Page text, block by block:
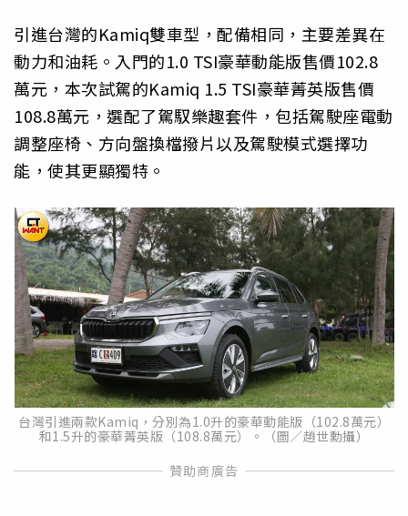
引進台灣的Kamiq雙車型，配備相同，主要差異在
動力和油耗。入門的1.0 TSI豪華動能版售價102.8
萬元，本次試駕的Kamiq 1.5 TSI豪華菁英版售價
108.8萬元，選配了駕馭樂趣套件，包括駕駛座電動
調整座椅、方向盤換檔撥片以及駕駛模式選擇功
能，使其更顯獨特。
台灣引進兩款Kamiq，分別為1.0升的豪華動能版（102.8萬元）
和1.5升的豪華菁英版（108.8萬元）。（圖／趙世勳攝）